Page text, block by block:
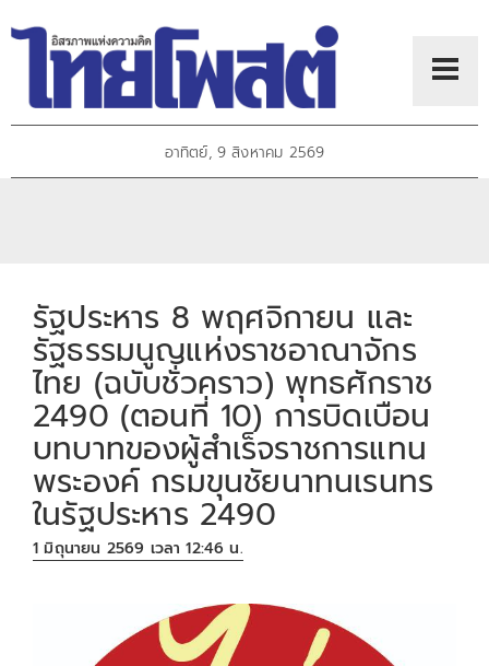
อาทิตย์, 9 สิงหาคม 2569
รัฐประหาร 8 พฤศจิกายน และ
รัฐธรรมนูญแห่งราชอาณาจักร
ไทย (ฉบับชั่วคราว) พุทธศักราช
2490 (ตอนที่ 10) การบิดเบือน
บทบาทของผู้สำเร็จราชการแทน
พระองค์ กรมขุนชัยนาทนเรนทร
ในรัฐประหาร 2490
1 มิถุนายน 2569 เวลา 12:46 น.